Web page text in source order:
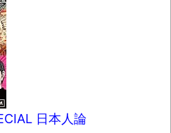
日本人論